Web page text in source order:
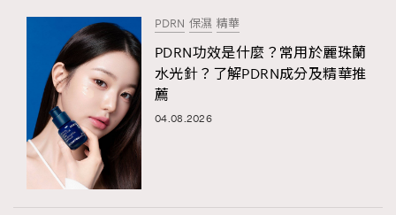
PDRN 保濕 精華
PDRN功效是什麼？常用於麗珠蘭
水光針？了解PDRN成分及精華推
薦
04.08.2026